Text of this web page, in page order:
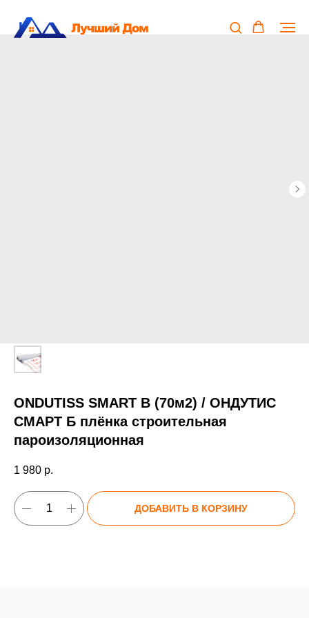
ONDUTISS SMART B (70м2) / ОНДУТИС
СМАРТ Б плёнка строительная
пароизоляционная
1 980 р.
ДОБАВИТЬ В КОРЗИНУ